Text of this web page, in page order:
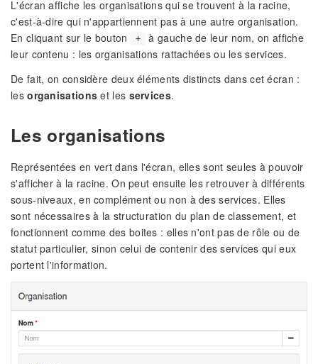
L'écran affiche les organisations qui se trouvent à la racine,
c'est-à-dire qui n'appartiennent pas à une autre organisation.
En cliquant sur le bouton
+
à gauche de leur nom, on affiche
leur contenu : les organisations rattachées ou les services.
De fait, on considère deux éléments distincts dans cet écran :
lesorganisations et les services.
Les organisations
Représentées en vert dans l'écran, elles sont seules à pouvoir
s'afficher à la racine. On peut ensuite les retrouver à différents
sous-niveaux, en complément ou non à des services. Elles
sont nécessaires à la structuration du plan de classement, et
fonctionnent comme des boites : elles n'ont pas de rôle ou de
statut particulier, sinon celui de contenir des services qui eux
portent l'information.